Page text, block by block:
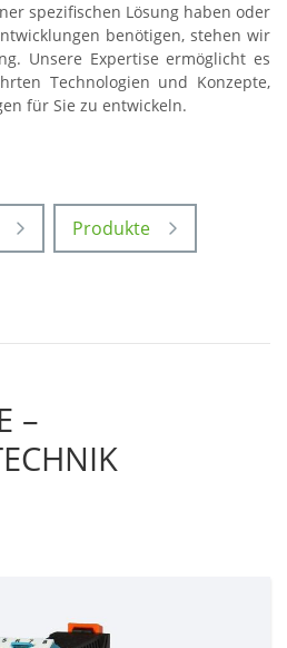
spezifischen Lösung haben oder
benötigen, stehen wir
Unsere Expertise ermöglicht es
Technologien und Konzepte,
für Sie zu entwickeln.
Produkte
–